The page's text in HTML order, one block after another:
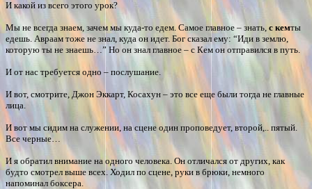
И какой из всего этого урок?
Мы не всегда знаем, зачем мы куда-то едем. Самое главное – знать, с кемты
едешь. Авраам тоже не знал, куда он идет. Бог сказал ему: “Иди в землю,
которую ты не знаешь…” Но он знал главное – с Кем он отправился в путь.
И от нас требуется одно – послушание.
И вот, смотрите, Джон Эккарт, Косахун – это все еще были тогда не главные
лица.
И вот мы сидим на служении, на сцене один проповедует, второй,.. пятый.
Все черные…
И я обратил внимание на одного человека. Он отличался от других, как
будто смотрел выше всех. Ходил по сцене, руки в брюки, немного
напоминал боксера.